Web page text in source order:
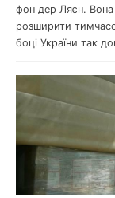
фон дер Ляєн. Вона
розширити
боці України так